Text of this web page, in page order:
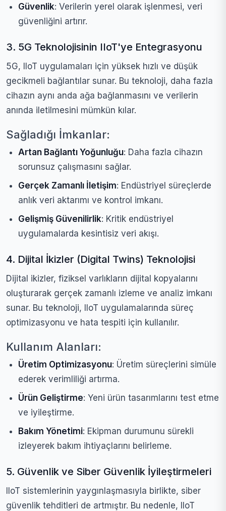
Güvenlik: Verilerin yerel olarak işlenmesi, veri
güvenliğini artırır.
3. 5G Teknolojisinin IIoT'ye Entegrasyonu
5G, IIoT uygulamaları için yüksek hızlı ve düşük
gecikmeli bağlantılar sunar. Bu teknoloji, daha fazla
cihazın aynı anda ağa bağlanmasını ve verilerin
anında iletilmesini mümkün kılar.
Sağladığı İmkanlar:
Artan Bağlantı Yoğunluğu: Daha fazla cihazın
sorunsuz çalışmasını sağlar.
Gerçek Zamanlı İletişim: Endüstriyel süreçlerde
anlık veri aktarımı ve kontrol imkanı.
Gelişmiş Güvenilirlik: Kritik endüstriyel
uygulamalarda kesintisiz veri akışı.
4. Dijital İkizler (Digital Twins) Teknolojisi
Dijital ikizler, fiziksel varlıkların dijital kopyalarını
oluşturarak gerçek zamanlı izleme ve analiz imkanı
sunar. Bu teknoloji, IIoT uygulamalarında süreç
optimizasyonu ve hata tespiti için kullanılır.
Kullanım Alanları:
Üretim Optimizasyonu: Üretim süreçlerini simüle
ederek verimliliği artırma.
Ürün Geliştirme: Yeni ürün tasarımlarını test etme
ve iyileştirme.
Bakım Yönetimi: Ekipman durumunu sürekli
izleyerek bakım ihtiyaçlarını belirleme.
5. Güvenlik ve Siber Güvenlik İyileştirmeleri
IIoT sistemlerinin yaygınlaşmasıyla birlikte, siber
güvenlik tehditleri de artmıştır. Bu nedenle, IIoT